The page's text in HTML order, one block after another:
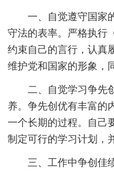
一、自觉遵守国家
守法的表率。严格执行
约束自己的言行，认真
维护党和国家的形象，
二、自觉学习争先
养。争先创优有丰富的
一个长期的过程。自己
制定可行的学习计划，
三、工作中争创佳